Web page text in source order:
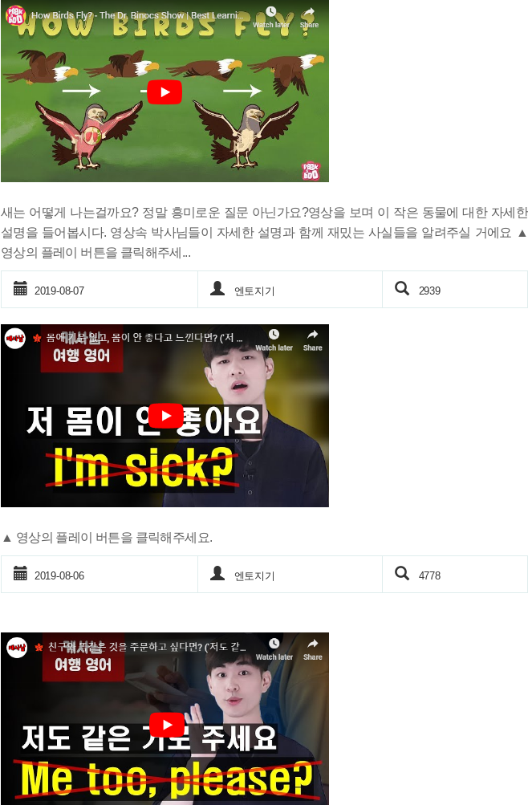
새는 어떻게 나는걸까요? 정말 흥미로운 질문 아닌가요?영상을 보며 이 작은 동물에 대한 자세한
설명을 들어봅시다. 영상속 박사님들이 자세한 설명과 함께 재밌는 사실들을 알려주실 거에요 ▲
영상의 플레이 버튼을 클릭해주세...
2019-08-07 엔토지기 2939
▲ 영상의 플레이 버튼을 클릭해주세요.
2019-08-06 엔토지기 4778